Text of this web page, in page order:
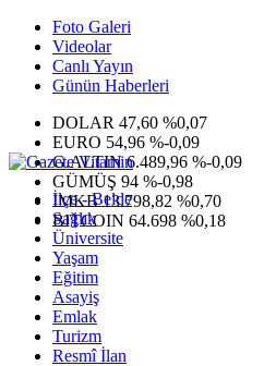
Foto Galeri
Videolar
Canlı Yayın
Günün Haberleri
DOLAR 47,60 %0,07
EURO 54,96 %-0,09
G.ALTIN6.489,96 %-0,09
GÜMÜŞ 94 %-0,98
IMKB13.798,82 %0,70
BITCOIN 64.698 %0,18
İlçe - Belde
Sağlık
Üniversite
Yaşam
Eğitim
Asayiş
Emlak
Turizm
Resmî İlan